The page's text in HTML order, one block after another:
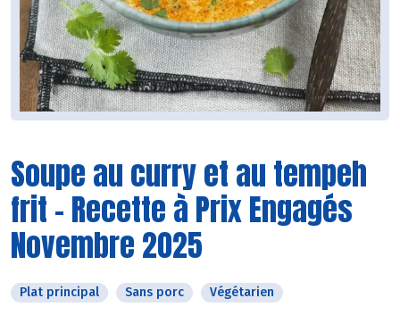
Soupe au curry et au tempeh
frit - Recette à Prix Engagés
Novembre 2025
Plat principal Sans porc Végétarien